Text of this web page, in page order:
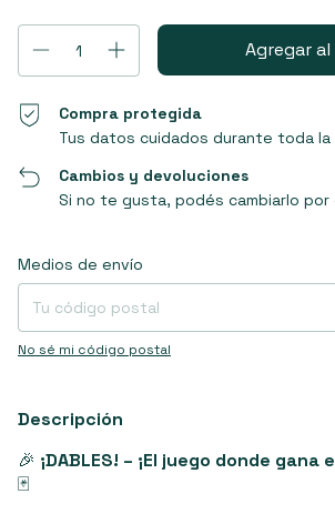
Compra protegida
Tus datos cuidados durante toda la
Cambios y devoluciones
Si no te gusta, podés cambiarlo
Entregas para el CP:
Medios de envío
No sé mi código postal
Descripción
🎉 ¡DABLES! – ¡El juego donde gana
🃏